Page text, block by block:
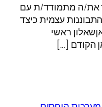
את/ה מתמודד/ת עם
עצמית כיצד
ראשי
הקודם […]